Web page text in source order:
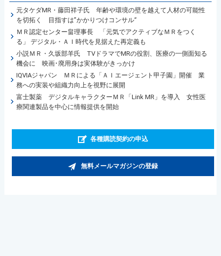
元タケダMR・藤田祥子氏 年齢や環境の壁を越えて人材の可能性
を切拓く 目指すは”かかりつけコンサル“
ＭＲ認定センター畠理事長 「元気でアクティブなＭＲをつく
る」 デジタル・ＡＩ時代を見据えた再定義も
小説ＭＲ・久坂部羊氏 TVドラマでMRの役割、医療の一側面知る
機会に 映画･廃用身は実体験がきっかけ
IQVIAジャパン ＭＲによる「ＡＩエージェント甲子園」開催 業
務への実装や組織力向上を視野に展開
富士製薬 デジタルキャラクターＭＲ「Link MR」を導入 女性医
療関連製品を中心に情報提供を開始
各種購読契約の申込
無料メールマガジンの登録